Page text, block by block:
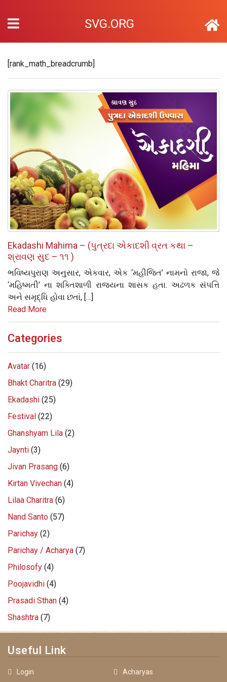
SVG.ORG
[rank_math_breadcrumb]
Ekadashi Mahima – (પુત્રદા એકાદશી વ્રત કથા –
શ્રાવણ સુદ – ૧૧ )
ભવિષ્યપુરાણ અનુસાર, એકવાર, એક ‘મહીજિત’ નામનો રાજા, જે
‘મહિષ્મતી’ ના શક્તિશાળી રાજ્યના શાસક હતા. અઢળક સંપત્તિ
અને સમૃદ્ધિ હોવા છતાં, […]
Read More
Categories
Avatar (16)
Bhakt Charitra (29)
Ekadashi (25)
Festival (22)
Ghanshyam Lila (2)
Jaynti (3)
Jivan Prasang (6)
Kirtan Vivechan (4)
Lilaa Charitra (6)
Nand Santo (57)
Parichay (2)
Parichay / Acharya (7)
Philosofy (4)
Poojavidhi (4)
Prasadi Sthan (4)
Shashtra (7)
Useful Link
Login
Acharyas